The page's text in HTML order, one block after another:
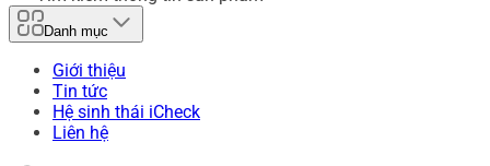
Danh mục
Giới thiệu
Tin tức
Hệ sinh thái iCheck
Liên hệ